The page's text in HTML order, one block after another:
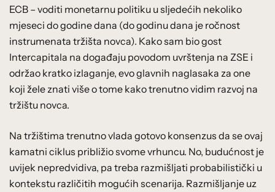
ECB – voditi monetarnu politiku u sljedećih nekoliko
mjeseci do godine dana (do godinu dana je ročnost
instrumenata tržišta novca). Kako sam bio gost
Intercapitala na događaju povodom uvrštenja na ZSE i
održao kratko izlaganje, evo glavnih naglasaka za one
koji žele znati više o tome kako trenutno vidim razvoj na
tržištu novca.
Na tržištima trenutno vlada gotovo konsenzus da se ovaj
kamatni ciklus približio svome vrhuncu. No, budućnost je
uvijek nepredvidiva, pa treba razmišljati probabilistički u
kontekstu različitih mogućih scenarija. Razmišljanje uz